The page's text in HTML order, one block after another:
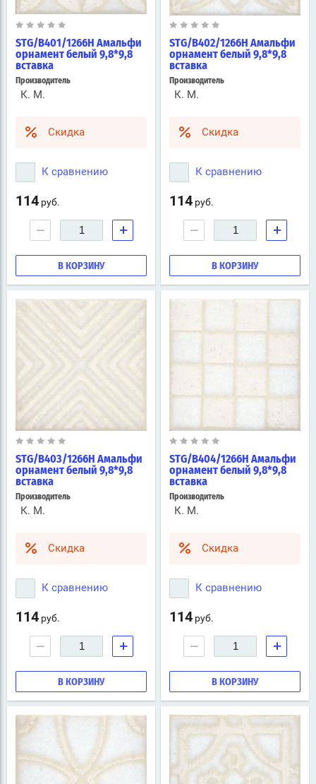
STG/B401/1266H Амальфи
орнамент белый 9,8*9,8
вставка
Производитель
К. М.
Скидка
К сравнению
114 руб.
− +
В КОРЗИНУ
STG/B402/1266H Амальфи
орнамент белый 9,8*9,8
вставка
Производитель
К. М.
Скидка
К сравнению
114 руб.
− +
В КОРЗИНУ
STG/B403/1266H Амальфи
орнамент белый 9,8*9,8
вставка
Производитель
К. М.
Скидка
К сравнению
114 руб.
− +
В КОРЗИНУ
STG/B404/1266H Амальфи
орнамент белый 9,8*9,8
вставка
Производитель
К. М.
Скидка
К сравнению
114 руб.
− +
В КОРЗИНУ